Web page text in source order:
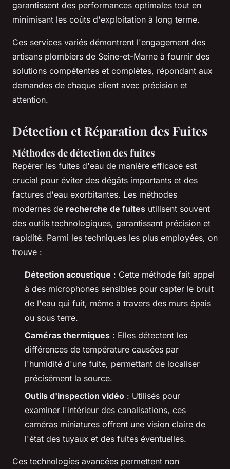
garantissent des performances optimales tout en
minimisant les coûts d'exploitation à long terme.
Ces services variés démontrent l'engagement des
artisans plombiers de Seine-et-Marne à fournir des
solutions compétentes et complètes, répondant aux
demandes de chaque client avec précision et
attention.
Détection et Réparation des Fuites
Méthodes de détection des fuites
Repérer les fuites d'eau de manière efficace est
crucial pour éviter des dégâts importants et des
factures d'eau exorbitantes. Les méthodes
modernes de recherche de fuites utilisent souvent
des outils technologiques, garantissant précision et
rapidité. Parmi les techniques les plus employées, on
trouve :
Détection acoustique : Cette méthode fait appel
à des microphones sensibles pour capter le bruit
de l'eau qui fuit, même à travers des murs épais
ou sous terre.
Caméras thermiques : Elles détectent les
différences de température causées par
l'humidité d'une fuite, permettant de localiser
précisément la source.
Outils d'inspection vidéo : Utilisés pour
examiner l'intérieur des canalisations, ces
caméras miniatures offrent une vision claire de
l'état des tuyaux et des fuites éventuelles.
Ces technologies avancées permettent non